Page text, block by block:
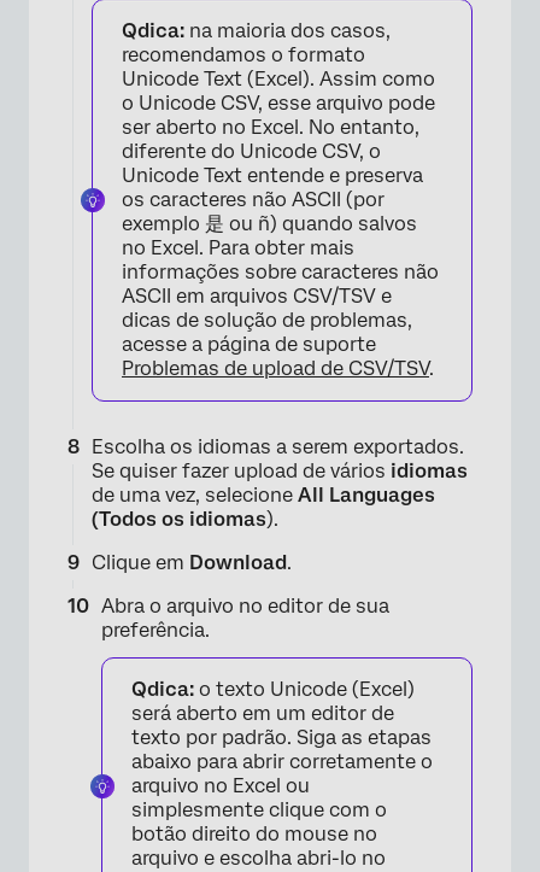
×
×
Qdica: na maioria dos casos,
recomendamos o formato
Unicode Text (Excel). Assim como
o Unicode CSV, esse arquivo pode
ser aberto no Excel. No entanto,
diferente do Unicode CSV, o
Unicode Text entende e preserva
os caracteres não ASCII (por
exemplo 是 ou ñ) quando salvos
no Excel. Para obter mais
informações sobre caracteres não
ASCII em arquivos CSV/TSV e
dicas de solução de problemas,
acesse a página de suporte
Problemas de upload de CSV/TSV.
Escolha os idiomas a serem exportados.
Se quiser fazer upload de vários idiomas
de uma vez, selecione All Languages
(Todos os idiomas).
Clique em Download.
Abra o arquivo no editor de sua
preferência.
Qdica: o texto Unicode (Excel)
será aberto em um editor de
texto por padrão. Siga as etapas
abaixo para abrir corretamente o
arquivo no Excel ou
simplesmente clique com o
botão direito do mouse no
arquivo e escolha abri-lo no